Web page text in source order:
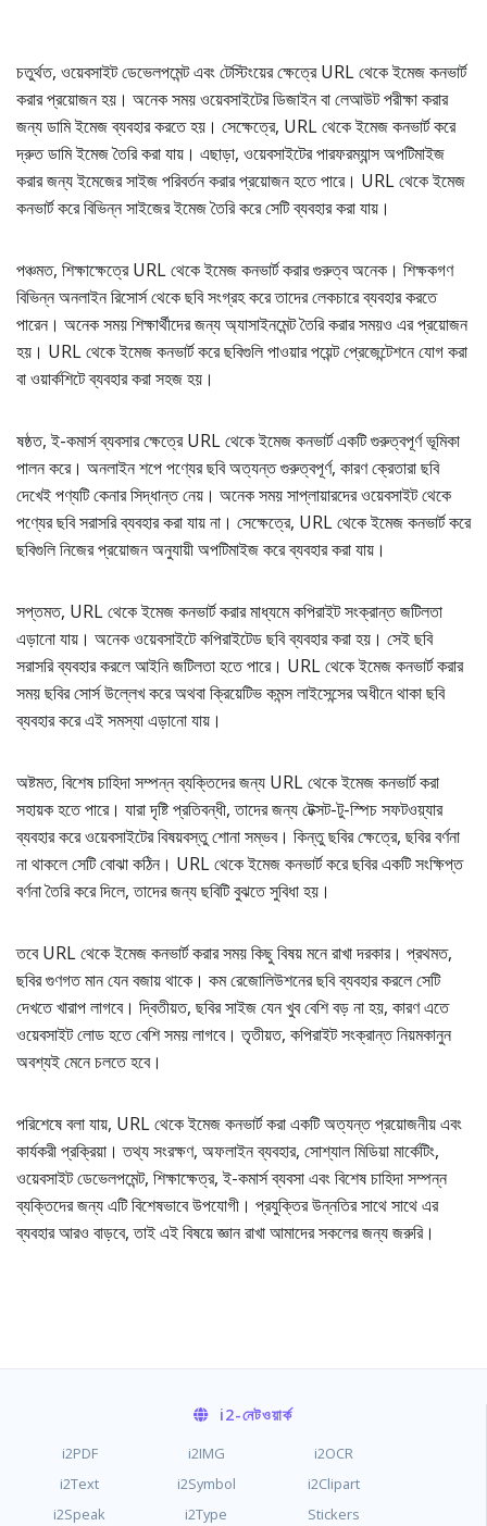
চতুর্থত, ওয়েবসাইট ডেভেলপমেন্ট এবং টেস্টিংয়ের ক্ষেত্রে URL থেকে ইমেজ কনভার্ট
করার প্রয়োজন হয়। অনেক সময় ওয়েবসাইটের ডিজাইন বা লেআউট পরীক্ষা করার
জন্য ডামি ইমেজ ব্যবহার করতে হয়। সেক্ষেত্রে, URL থেকে ইমেজ কনভার্ট করে
দ্রুত ডামি ইমেজ তৈরি করা যায়। এছাড়া, ওয়েবসাইটের পারফরম্যান্স অপটিমাইজ
করার জন্য ইমেজের সাইজ পরিবর্তন করার প্রয়োজন হতে পারে। URL থেকে ইমেজ
কনভার্ট করে বিভিন্ন সাইজের ইমেজ তৈরি করে সেটি ব্যবহার করা যায়।
পঞ্চমত, শিক্ষাক্ষেত্রে URL থেকে ইমেজ কনভার্ট করার গুরুত্ব অনেক। শিক্ষকগণ
বিভিন্ন অনলাইন রিসোর্স থেকে ছবি সংগ্রহ করে তাদের লেকচারে ব্যবহার করতে
পারেন। অনেক সময় শিক্ষার্থীদের জন্য অ্যাসাইনমেন্ট তৈরি করার সময়ও এর প্রয়োজন
হয়। URL থেকে ইমেজ কনভার্ট করে ছবিগুলি পাওয়ার পয়েন্ট প্রেজেন্টেশনে যোগ করা
বা ওয়ার্কশিটে ব্যবহার করা সহজ হয়।
ষষ্ঠত, ই-কমার্স ব্যবসার ক্ষেত্রে URL থেকে ইমেজ কনভার্ট একটি গুরুত্বপূর্ণ ভূমিকা
পালন করে। অনলাইন শপে পণ্যের ছবি অত্যন্ত গুরুত্বপূর্ণ, কারণ ক্রেতারা ছবি
দেখেই পণ্যটি কেনার সিদ্ধান্ত নেয়। অনেক সময় সাপ্লায়ারদের ওয়েবসাইট থেকে
পণ্যের ছবি সরাসরি ব্যবহার করা যায় না। সেক্ষেত্রে, URL থেকে ইমেজ কনভার্ট করে
ছবিগুলি নিজের প্রয়োজন অনুযায়ী অপটিমাইজ করে ব্যবহার করা যায়।
সপ্তমত, URL থেকে ইমেজ কনভার্ট করার মাধ্যমে কপিরাইট সংক্রান্ত জটিলতা
এড়ানো যায়। অনেক ওয়েবসাইটে কপিরাইটেড ছবি ব্যবহার করা হয়। সেই ছবি
সরাসরি ব্যবহার করলে আইনি জটিলতা হতে পারে। URL থেকে ইমেজ কনভার্ট করার
সময় ছবির সোর্স উল্লেখ করে অথবা ক্রিয়েটিভ কমন্স লাইসেন্সের অধীনে থাকা ছবি
ব্যবহার করে এই সমস্যা এড়ানো যায়।
অষ্টমত, বিশেষ চাহিদা সম্পন্ন ব্যক্তিদের জন্য URL থেকে ইমেজ কনভার্ট করা
সহায়ক হতে পারে। যারা দৃষ্টি প্রতিবন্ধী, তাদের জন্য টেক্সট-টু-স্পিচ সফটওয়্যার
ব্যবহার করে ওয়েবসাইটের বিষয়বস্তু শোনা সম্ভব। কিন্তু ছবির ক্ষেত্রে, ছবির বর্ণনা
না থাকলে সেটি বোঝা কঠিন। URL থেকে ইমেজ কনভার্ট করে ছবির একটি সংক্ষিপ্ত
বর্ণনা তৈরি করে দিলে, তাদের জন্য ছবিটি বুঝতে সুবিধা হয়।
তবে URL থেকে ইমেজ কনভার্ট করার সময় কিছু বিষয় মনে রাখা দরকার। প্রথমত,
ছবির গুণগত মান যেন বজায় থাকে। কম রেজোলিউশনের ছবি ব্যবহার করলে সেটি
দেখতে খারাপ লাগবে। দ্বিতীয়ত, ছবির সাইজ যেন খুব বেশি বড় না হয়, কারণ এতে
ওয়েবসাইট লোড হতে বেশি সময় লাগবে। তৃতীয়ত, কপিরাইট সংক্রান্ত নিয়মকানুন
অবশ্যই মেনে চলতে হবে।
পরিশেষে বলা যায়, URL থেকে ইমেজ কনভার্ট করা একটি অত্যন্ত প্রয়োজনীয় এবং
কার্যকরী প্রক্রিয়া। তথ্য সংরক্ষণ, অফলাইন ব্যবহার, সোশ্যাল মিডিয়া মার্কেটিং,
ওয়েবসাইট ডেভেলপমেন্ট, শিক্ষাক্ষেত্র, ই-কমার্স ব্যবসা এবং বিশেষ চাহিদা সম্পন্ন
ব্যক্তিদের জন্য এটি বিশেষভাবে উপযোগী। প্রযুক্তির উন্নতির সাথে সাথে এর
ব্যবহার আরও বাড়বে, তাই এই বিষয়ে জ্ঞান রাখা আমাদের সকলের জন্য জরুরি।
i2-নেটওয়ার্ক
i2PDF i2IMG
i2OCR
i2Text
i2Symbol
i2Clipart
i2Speak
i2Type Stickers